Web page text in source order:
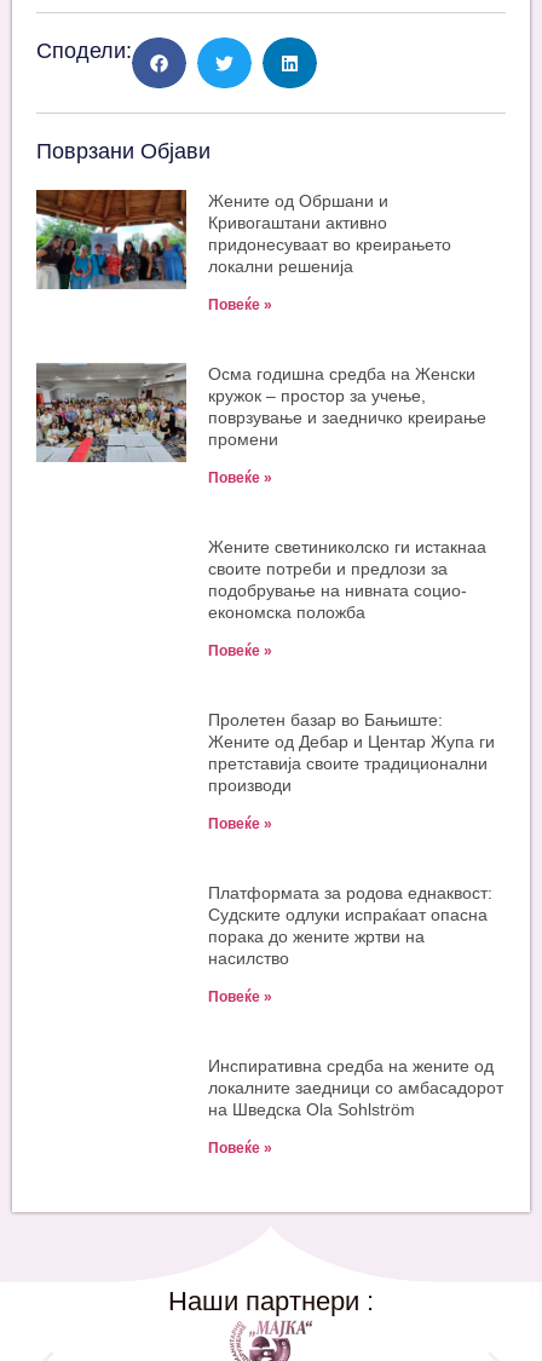
Сподели:
Поврзани Објави
Жените од Обршани и
Кривогаштани активно
придонесуваат во креирањето
локални решенија
Повеќе »
Oсма годишна средба на Женски
кружок – простор за учење,
поврзување и заедничко креирање
промени
Повеќе »
Жените светиниколско ги истакнаа
своите потреби и предлози за
подобрување на нивната социо-
економска положба
Повеќе »
Пролетен базар во Бањиште:
Жените од Дебар и Центар Жупа ги
претставија своите традиционални
производи
Повеќе »
Платформата за родова еднаквост:
Судските одлуки испраќаат опасна
порака до жените жртви на
насилство
Повеќе »
Инспиративна средба на жените од
локалните заедници со амбасадорот
на Шведска Ola Sohlström
Повеќе »
Наши партнери :